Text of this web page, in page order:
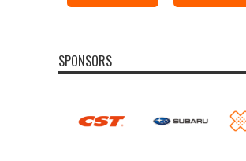
SPONSORS